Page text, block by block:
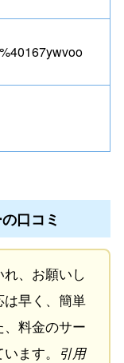
口コミ
、お願いし
は早く、簡単
料金のサー
ます。 引用